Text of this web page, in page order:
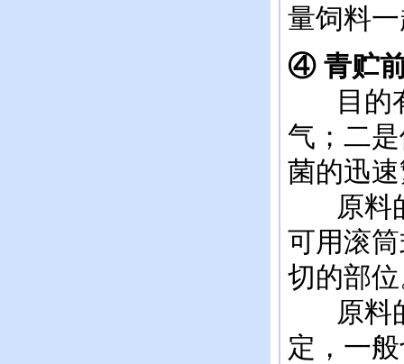
量饲料
④ 青贮
目
气；二
菌的迅
原料的
可用滚
切的部
原料的
定，一